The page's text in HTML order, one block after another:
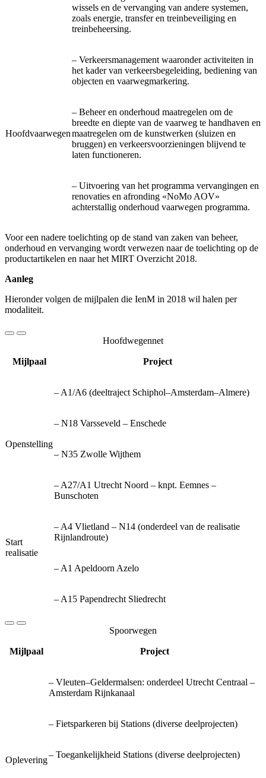
wissels en de vervanging van andere systemen,
zoals energie, transfer en treinbeveiliging en
treinbeheersing.
Hoofdvaarwegen
– Verkeersmanagement waaronder activiteiten in
het kader van verkeersbegeleiding, bediening van
objecten en vaarwegmarkering.
– Beheer en onderhoud maatregelen om de
breedte en diepte van de vaarweg te handhaven en
maatregelen om de kunstwerken (sluizen en
bruggen) en verkeersvoorzieningen blijvend te
laten functioneren.
– Uitvoering van het programma vervangingen en
renovaties en afronding «NoMo AOV»
achterstallig onderhoud vaarwegen programma.
Voor een nadere toelichting op de stand van zaken van beheer,
onderhoud en vervanging wordt verwezen naar de toelichting op de
productartikelen en naar het MIRT Overzicht 2018.
Aanleg
Hieronder volgen de mijlpalen die IenM in 2018 wil halen per
modaliteit.
Hoofdwegennet
Mijlpaal Project
Openstelling
– A1/A6 (deeltraject Schiphol–Amsterdam–Almere)
– N18 Varsseveld – Enschede
– N35 Zwolle Wijthem
– A27/A1 Utrecht Noord – knpt. Eemnes –
Bunschoten
Start
realisatie
– A4 Vlietland – N14 (onderdeel van de realisatie
Rijnlandroute)
– A1 Apeldoorn Azelo
– A15 Papendrecht Sliedrecht
Spoorwegen
Mijlpaal Project
Oplevering
– Vleuten–Geldermalsen: onderdeel Utrecht Centraal –
Amsterdam Rijnkanaal
– Fietsparkeren bij Stations (diverse deelprojecten)
– Toegankelijkheid Stations (diverse deelprojecten)